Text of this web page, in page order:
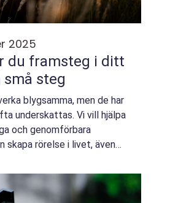
2025
du framsteg i ditt
små steg
blygsamma, men de har
underskattas. Vi vill hjälpa
och genomförbara
skapa rörelse i livet, även